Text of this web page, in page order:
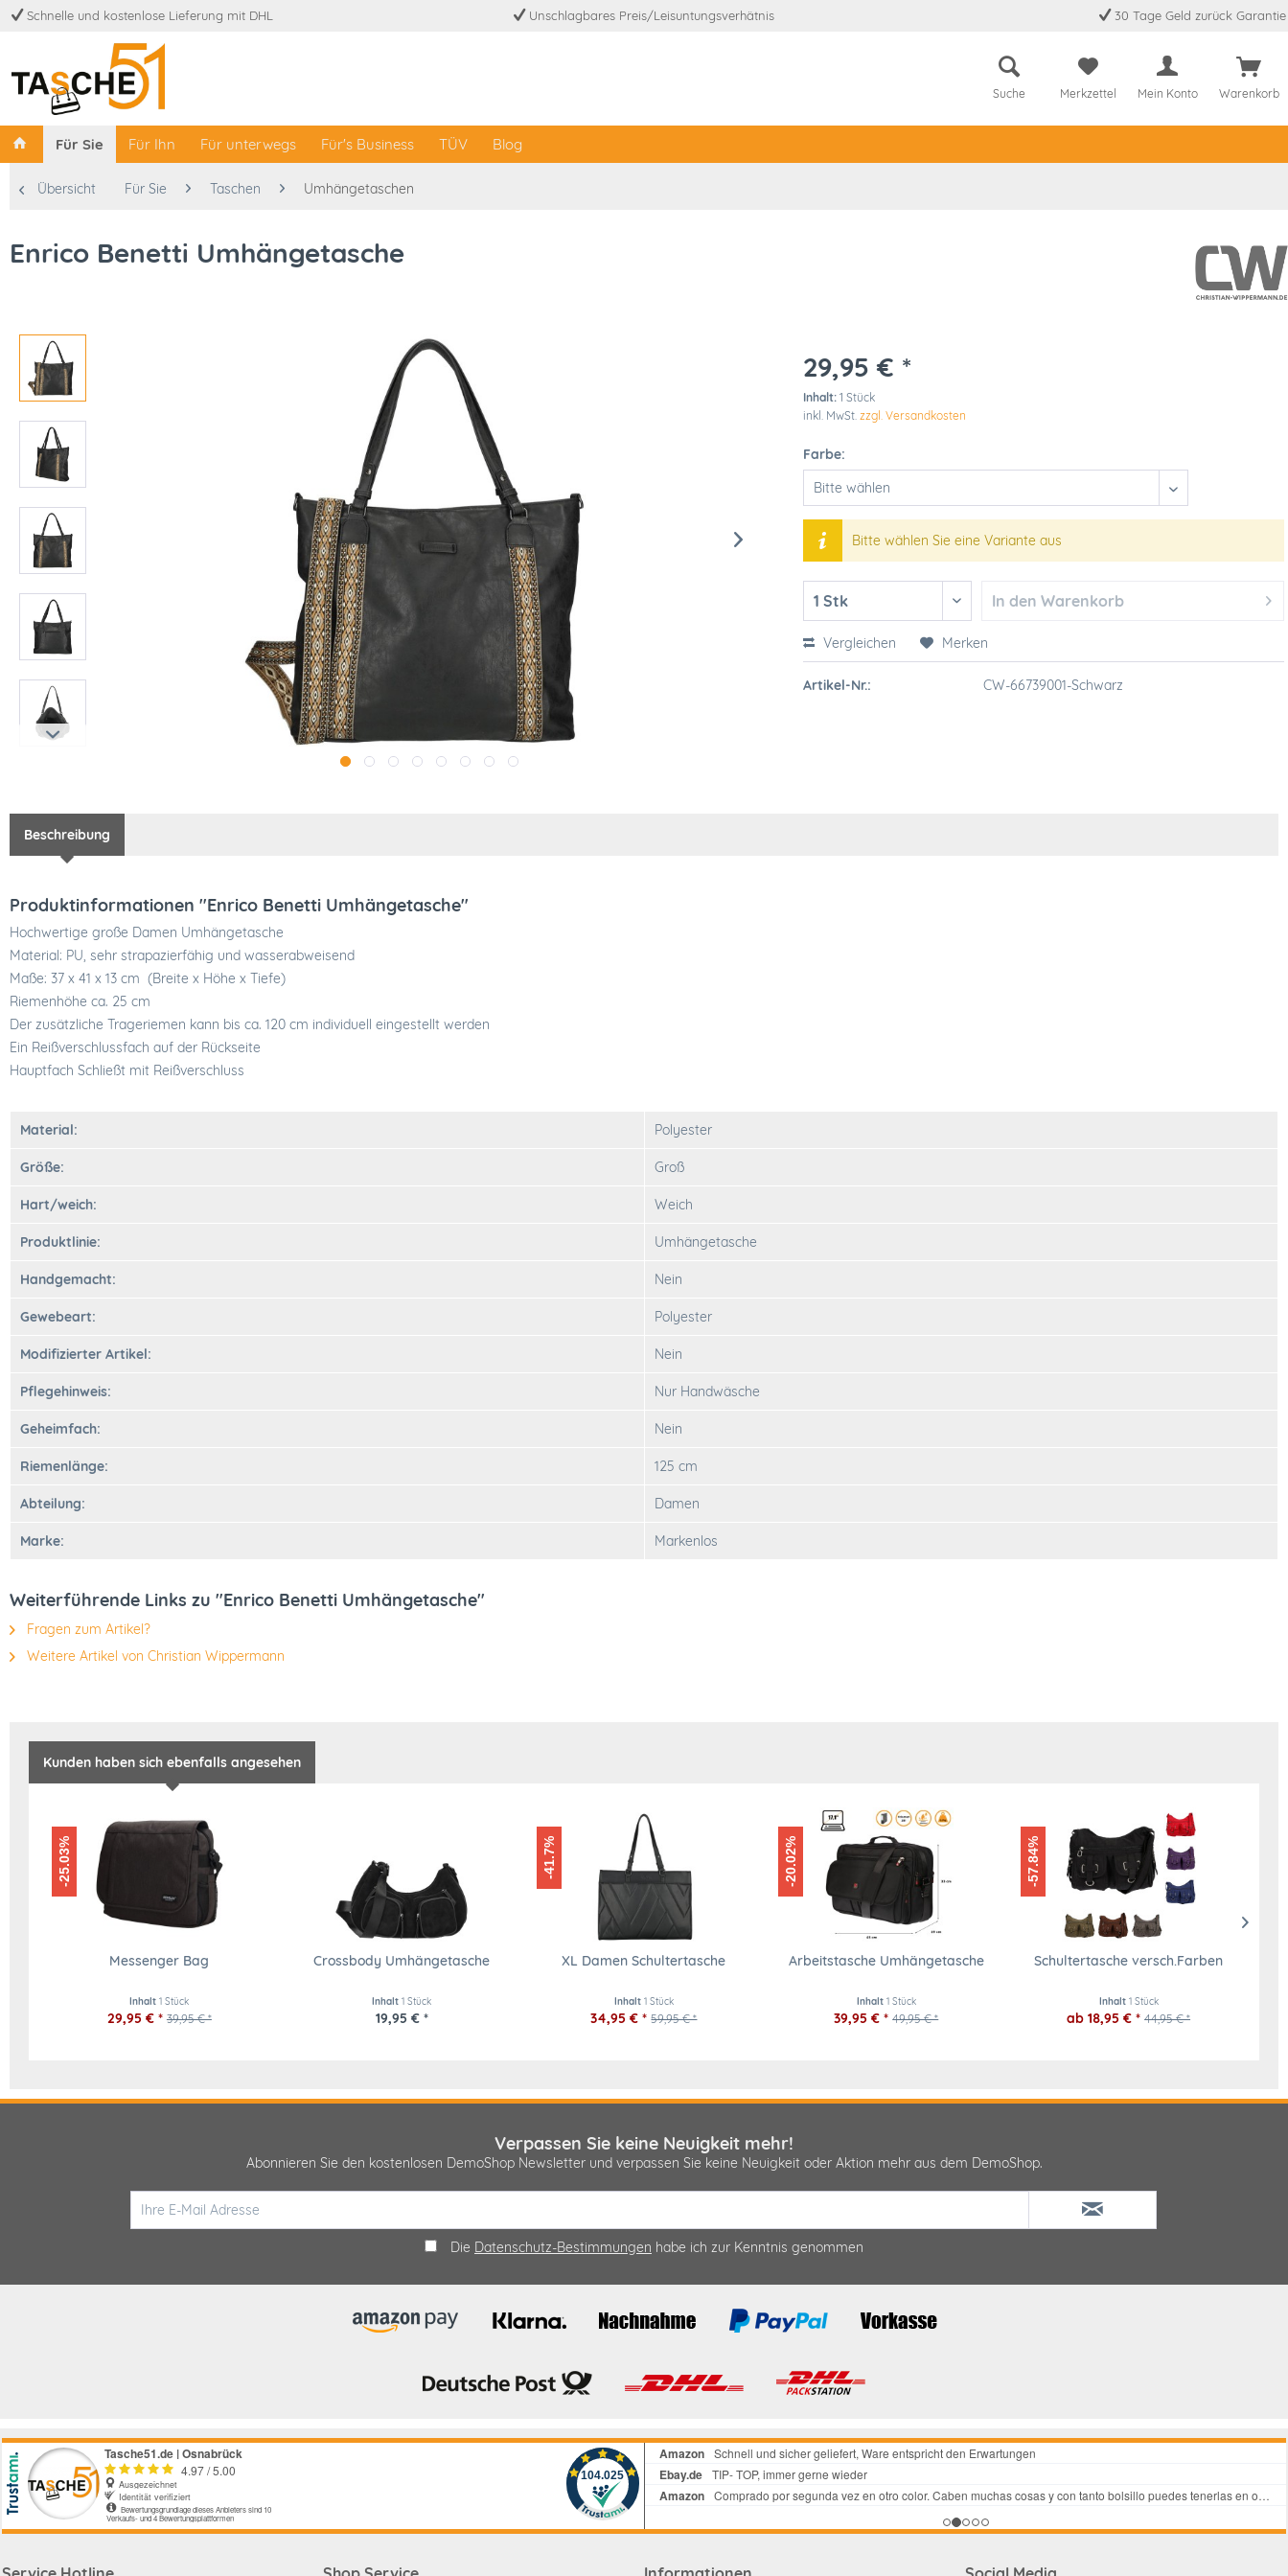
Schnelle und kostenlose Lieferung mit DHL Unschlagbares Preis/Leisuntungsverhätnis 30 Tage Geld zurück Garantie
Suche Merkzettel Mein Konto Warenkorb
Für Sie Für Ihn Für unterwegs Für's Business TÜV Blog
Übersicht Für Sie Taschen Umhängetaschen
Enrico Benetti Umhängetasche
29,95 € *
Inhalt:1 Stück
inkl. MwSt.zzgl. Versandkosten
Farbe:
Bitte wählen Sie eine Variante aus
In den Warenkorb
Vergleichen Merken
Artikel-Nr.: CW-66739001-Schwarz
Beschreibung
Produktinformationen "Enrico Benetti Umhängetasche"
Hochwertige große Damen Umhängetasche
Material: PU, sehr strapazierfähig und wasserabweisend
Maße: 37 x 41 x 13 cm (Breite x Höhe x Tiefe)
Riemenhöhe ca. 25 cm
Der zusätzliche Trageriemen kann bis ca. 120 cm individuell eingestellt werden
Ein Reißverschlussfach auf der Rückseite
Hauptfach Schließt mit Reißverschluss
Material: Polyester
Größe: Groß
Hart/weich: Weich
Produktlinie: Umhängetasche
Handgemacht: Nein
Gewebeart: Polyester
Modifizierter Artikel: Nein
Pflegehinweis: Nur Handwäsche
Geheimfach: Nein
Riemenlänge: 125 cm
Abteilung: Damen
Marke: Markenlos
Weiterführende Links zu "Enrico Benetti Umhängetasche"
Fragen zum Artikel?
Weitere Artikel von Christian Wippermann
Kunden haben sich ebenfalls angesehen
-25.03%
Messenger Bag
Inhalt1 Stück
29,95 € * 39,95 € *
Crossbody Umhängetasche
Inhalt1 Stück
19,95 € *
-41.7%
XL Damen Schultertasche
Inhalt 1 Stück
34,95 € * 59,95 € *
-20.02%
Arbeitstasche Umhängetasche
Inhalt 1 Stück
39,95 € * 49,95 € *
-57.84%
Schultertasche versch.Farben
Inhalt 1 Stück
ab 18,95 € * 44,95 € *
Verpassen Sie keine Neuigkeit mehr!
Abonnieren Sie den kostenlosen DemoShop Newsletter und verpassen Sie keine Neuigkeit oder Aktion mehr aus dem DemoShop.
Die Datenschutz-Bestimmungen habe ich zur Kenntnis genommen